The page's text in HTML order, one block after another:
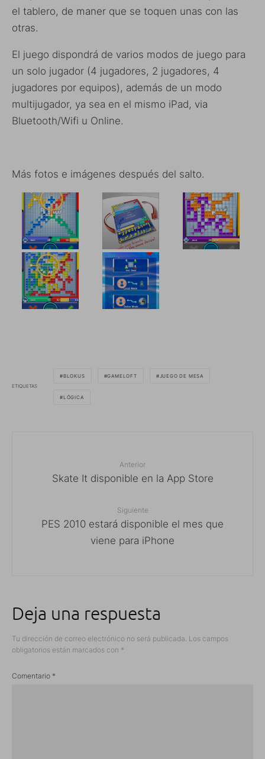
el tablero, de maner que se toquen unas con las
otras.
El juego dispondrá de varios modos de juego para
un solo jugador (4 jugadores, 2 jugadores, 4
jugadores por equipos), además de un modo
multijugador, ya sea en el mismo iPad, via
Bluetooth/Wifi u Online.
Más fotos e imágenes después del salto.
ETIQUETAS
BLOKUS GAMELOFT JUEGO DE MESA
LÓGICA
Anterior
Skate It disponible en la App Store
Siguiente
PES 2010 estará disponible el mes que
viene para iPhone
Deja una respuesta
Tu dirección de correo electrónico no será publicada. Los campos
obligatorios están marcados con *
Comentario *